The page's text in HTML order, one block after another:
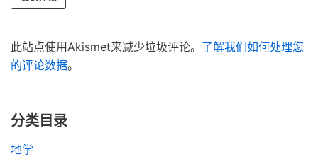
此站点使用Akismet来减少垃圾评论。 了解我们如何处理您
的评论数据。
分类目录
地学